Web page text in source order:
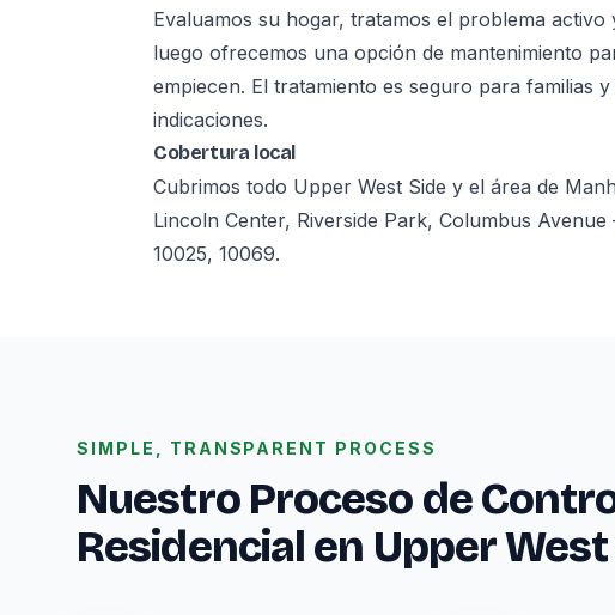
Evaluamos su hogar, tratamos el problema
luego ofrecemos una opción de mantenimiento
empiecen. El tratamiento es seguro para familias
indicaciones.
Cobertura local
Cubrimos todo Upper West Side y el área de
Lincoln Center, Riverside Park, Columbus
10025, 10069.
SIMPLE, TRANSPARENT PROCESS
Nuestro Proceso de
Residencial en Upper